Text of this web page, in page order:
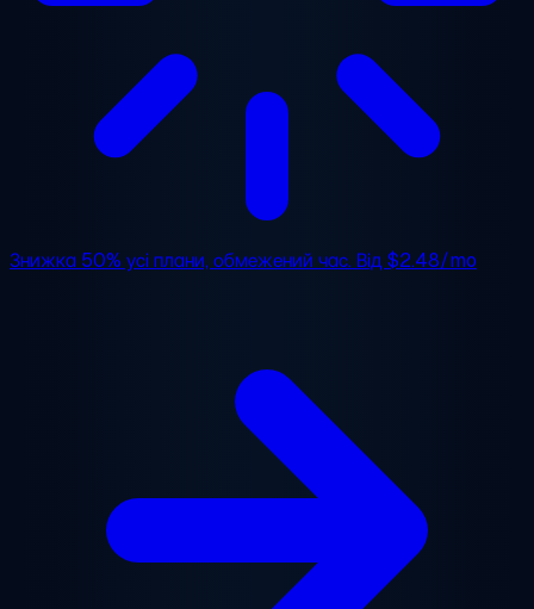
Знижка 50% усі плани, обмежений час. Від$2.48/mo